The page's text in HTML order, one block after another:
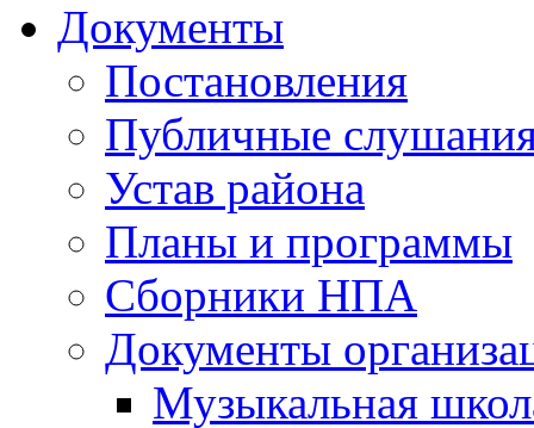
Документы
Постановления
Публичные
Устав района
Планы и программы
Сборники НПА
Документы
Музыкальная